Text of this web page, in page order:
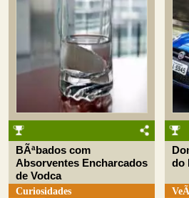
BÃªbados com
Absorventes Encharcados
de Vodca
Curiosidades
do